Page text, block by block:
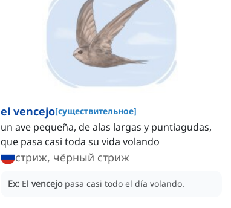
el vencejo[существительное]
un ave pequeña, de alas largas y puntiagudas,
que pasa casi toda su vida volando
стриж, чёрный стриж
Ex: El vencejo pasa casi todo el día volando.